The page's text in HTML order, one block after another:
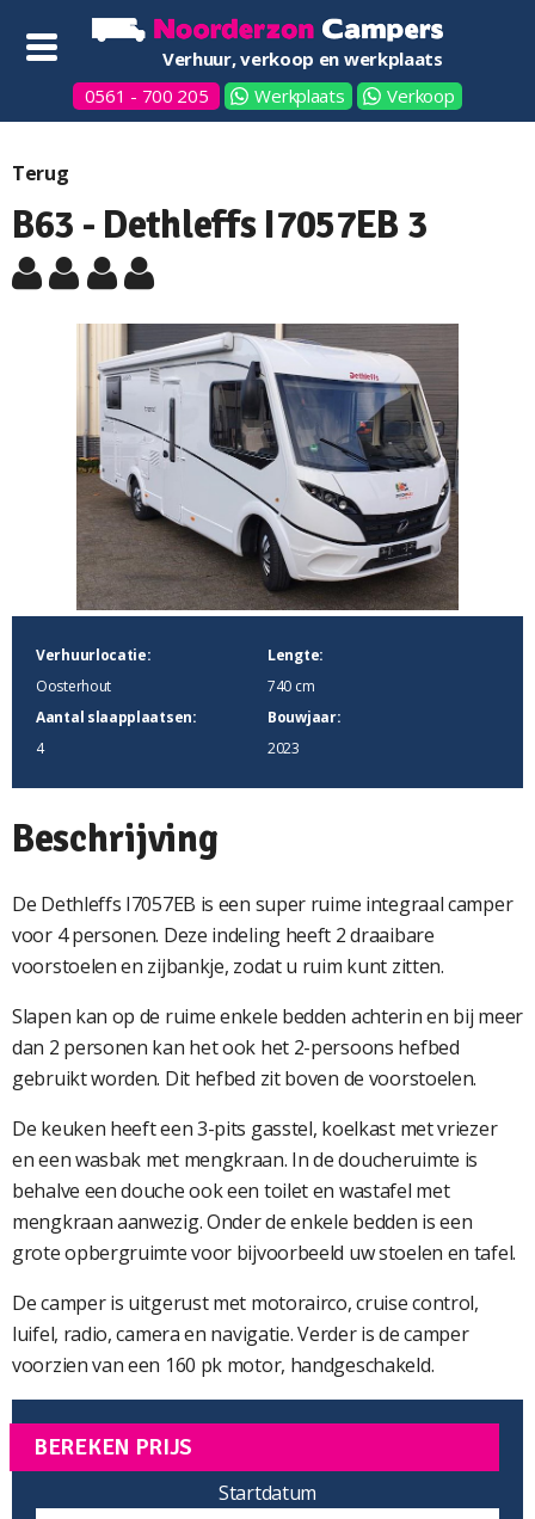
Verhuur, verkoop en werkplaats
0561 - 700 205
Werkplaats Verkoop
Terug
B63 - Dethleffs I7057EB 3
Verhuurlocatie:
Oosterhout
Lengte:
740 cm
Aantal slaapplaatsen:
4
Bouwjaar:
2023
Beschrijving
De Dethleffs I7057EB is een super ruime integraal camper
voor 4 personen. Deze indeling heeft 2 draaibare
voorstoelen en zijbankje, zodat u ruim kunt zitten.
Slapen kan op de ruime enkele bedden achterin en bij meer
dan 2 personen kan het ook het 2-persoons hefbed
gebruikt worden. Dit hefbed zit boven de voorstoelen.
De keuken heeft een 3-pits gasstel, koelkast met vriezer
en een wasbak met mengkraan. In de doucheruimte is
behalve een douche ook een toilet en wastafel met
mengkraan aanwezig. Onder de enkele bedden is een
grote opbergruimte voor bijvoorbeeld uw stoelen en tafel.
De camper is uitgerust met motorairco, cruise control,
luifel, radio, camera en navigatie. Verder is de camper
voorzien van een 160 pk motor, handgeschakeld.
BEREKEN PRIJS
Startdatum